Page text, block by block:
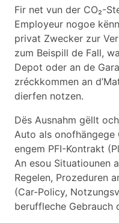
Fir net vun der CO₂-
Employeur nogoe
privat Zwecker zur
zum Beispill de Fall,
Depot oder an de
zréckkommen an
dierfen notzen.
Dës Ausnahm gëllt
Auto als
engem PFI-Kontrakt
An esou Situatiounen
Regelen, Prozeduren
(Car-Policy,
beruffleche Gebrauch